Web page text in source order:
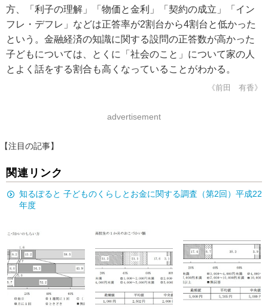
方、「利子の理解」「物価と金利」「契約の成立」「イン
フレ・デフレ」などは正答率が2割台から4割台と低かった
という。金融経済の知識に関する設問の正答数が高かった
子どもについては、とくに「社会のこと」について家の人
とよく話をする割合も高くなっていることがわかる。
《前田 有香》
advertisement
【注目の記事】
関連リンク
知るぽると 子どものくらしとお金に関する調査（第2回）平成22
年度